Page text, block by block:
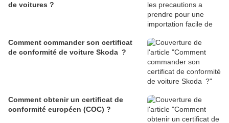
de voitures ?
Comment commander son certificat
de conformité de voiture Skoda ?
Comment obtenir un certificat de
conformité européen (COC) ?